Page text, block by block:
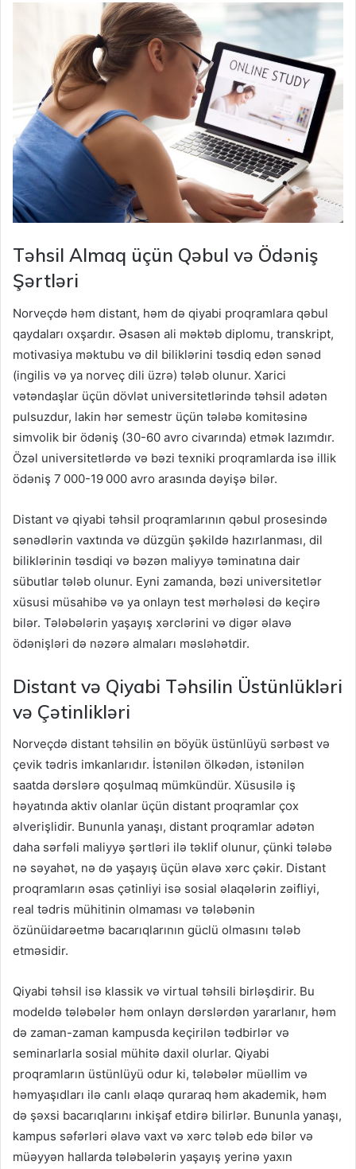
Təhsil Almaq üçün Qəbul və Ödəniş
Şərtləri
Norveçdə həm distant, həm də qiyabi proqramlara qəbul
qaydaları oxşardır. Əsasən ali məktəb diplomu, transkript,
motivasiya məktubu və dil biliklərini təsdiq edən sənəd
(ingilis və ya norveç dili üzrə) tələb olunur. Xarici
vətəndaşlar üçün dövlət universitetlərində təhsil adətən
pulsuzdur, lakin hər semestr üçün tələbə komitəsinə
simvolik bir ödəniş (30-60 avro civarında) etmək lazımdır.
Özəl universitetlərdə və bəzi texniki proqramlarda isə illik
ödəniş 7 000-19 000 avro arasında dəyişə bilər.
Distant və qiyabi təhsil proqramlarının qəbul prosesində
sənədlərin vaxtında və düzgün şəkildə hazırlanması, dil
biliklərinin təsdiqi və bəzən maliyyə təminatına dair
sübutlar tələb olunur. Eyni zamanda, bəzi universitetlər
xüsusi müsahibə və ya onlayn test mərhələsi də keçirə
bilər. Tələbələrin yaşayış xərclərini və digər əlavə
ödənişləri də nəzərə almaları məsləhətdir.
Distant və Qiyabi Təhsilin Üstünlükləri
və Çətinlikləri
Norveçdə distant təhsilin ən böyük üstünlüyü sərbəst və
çevik tədris imkanlarıdır. İstənilən ölkədən, istənilən
saatda dərslərə qoşulmaq mümkündür. Xüsusilə iş
həyatında aktiv olanlar üçün distant proqramlar çox
əlverişlidir. Bununla yanaşı, distant proqramlar adətən
daha sərfəli maliyyə şərtləri ilə təklif olunur, çünki tələbə
nə səyahət, nə də yaşayış üçün əlavə xərc çəkir. Distant
proqramların əsas çətinliyi isə sosial əlaqələrin zəifliyi,
real tədris mühitinin olmaması və tələbənin
özünüidarəetmə bacarıqlarının güclü olmasını tələb
etməsidir.
Qiyabi təhsil isə klassik və virtual təhsili birləşdirir. Bu
modeldə tələbələr həm onlayn dərslərdən yararlanır, həm
də zaman-zaman kampusda keçirilən tədbirlər və
seminarlarla sosial mühitə daxil olurlar. Qiyabi
proqramların üstünlüyü odur ki, tələbələr müəllim və
həmyaşıdları ilə canlı əlaqə quraraq həm akademik, həm
də şəxsi bacarıqlarını inkişaf etdirə bilirlər. Bununla yanaşı,
kampus səfərləri əlavə vaxt və xərc tələb edə bilər və
müəyyən hallarda tələbələrin yaşayış yerinə yaxın